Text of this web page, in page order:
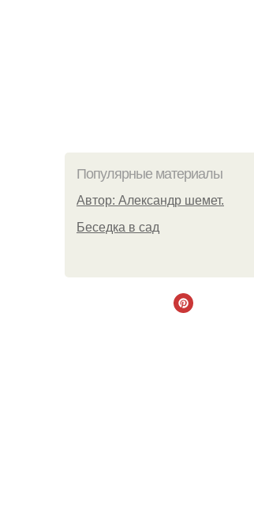
Популярные материалы
Автор: Александр шемет.
Беседка в сад